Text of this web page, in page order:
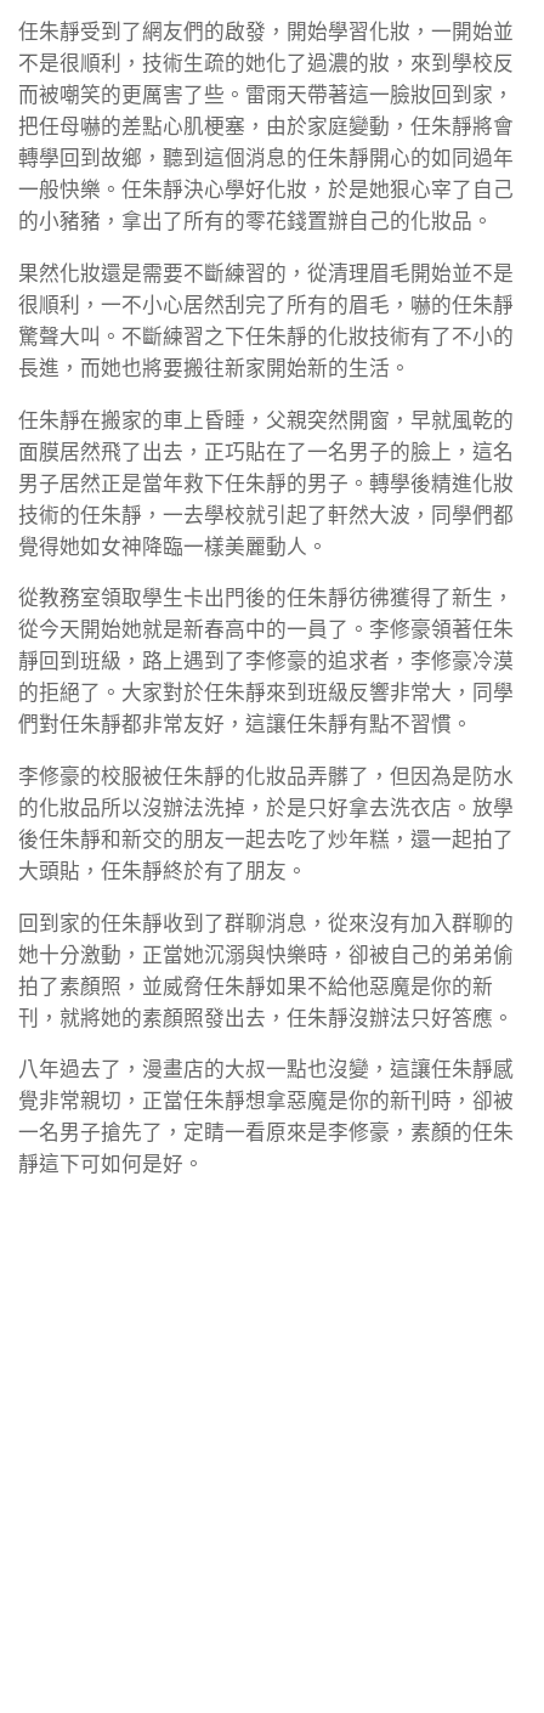
任朱靜受到了網友們的啟發，開始學習化妝，一開始並
不是很順利，技術生疏的她化了過濃的妝，來到學校反
而被嘲笑的更厲害了些。雷雨天帶著這一臉妝回到家，
把任母嚇的差點心肌梗塞，由於家庭變動，任朱靜將會
轉學回到故鄉，聽到這個消息的任朱靜開心的如同過年
一般快樂。任朱靜決心學好化妝，於是她狠心宰了自己
的小豬豬，拿出了所有的零花錢置辦自己的化妝品。
果然化妝還是需要不斷練習的，從清理眉毛開始並不是
很順利，一不小心居然刮完了所有的眉毛，嚇的任朱靜
驚聲大叫。不斷練習之下任朱靜的化妝技術有了不小的
長進，而她也將要搬往新家開始新的生活。
任朱靜在搬家的車上昏睡，父親突然開窗，早就風乾的
面膜居然飛了出去，正巧貼在了一名男子的臉上，這名
男子居然正是當年救下任朱靜的男子。轉學後精進化妝
技術的任朱靜，一去學校就引起了軒然大波，同學們都
覺得她如女神降臨一樣美麗動人。
從教務室領取學生卡出門後的任朱靜彷彿獲得了新生，
從今天開始她就是新春高中的一員了。李修豪領著任朱
靜回到班級，路上遇到了李修豪的追求者，李修豪冷漠
的拒絕了。大家對於任朱靜來到班級反響非常大，同學
們對任朱靜都非常友好，這讓任朱靜有點不習慣。
李修豪的校服被任朱靜的化妝品弄髒了，但因為是防水
的化妝品所以沒辦法洗掉，於是只好拿去洗衣店。放學
後任朱靜和新交的朋友一起去吃了炒年糕，還一起拍了
大頭貼，任朱靜終於有了朋友。
回到家的任朱靜收到了群聊消息，從來沒有加入群聊的
她十分激動，正當她沉溺與快樂時，卻被自己的弟弟偷
拍了素顏照，並威脅任朱靜如果不給他惡魔是你的新
刊，就將她的素顏照發出去，任朱靜沒辦法只好答應。
八年過去了，漫畫店的大叔一點也沒變，這讓任朱靜感
覺非常親切，正當任朱靜想拿惡魔是你的新刊時，卻被
一名男子搶先了，定睛一看原來是李修豪，素顏的任朱
靜這下可如何是好。